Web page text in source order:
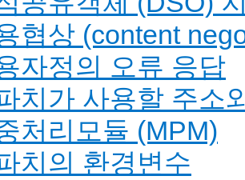
협상 (content
자정의 오류 응답
치가 사용할 주소
처리모듈 (MPM)
치의 환경변수